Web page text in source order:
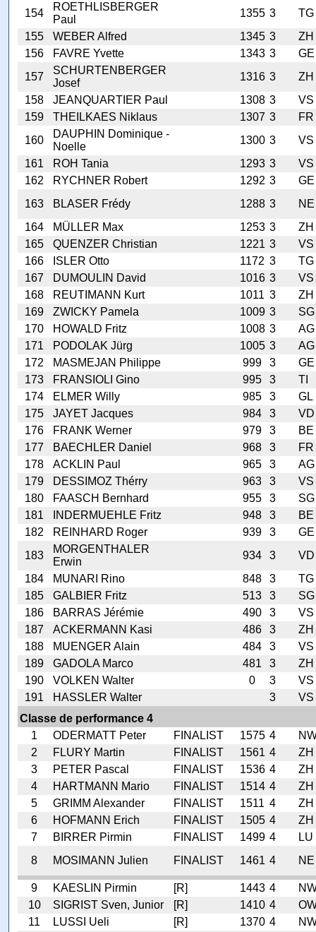
154
ROETHLISBERGER
Paul
1355 3
TG
155
WEBER Alfred 1345 3
ZH
156
FAVRE Yvette 1343 3
GE
157
SCHURTENBERGER
Josef
1316 3
ZH
158
JEANQUARTIER Paul 1308 3
VS
159
THEILKAES Niklaus 1307 3
FR
160
DAUPHIN Dominique -
Noelle
1300 3
VS
161
ROH Tania 1293 3
VS
162
RYCHNER Robert 1292 3
GE
163
BLASER Frédy 1288 3
NE
164
MÜLLER Max 1253 3
ZH
165
QUENZER Christian 1221 3
VS
166
ISLER Otto 1172 3
TG
167
DUMOULIN David 1016 3
VS
168
REUTIMANN Kurt 1011 3
ZH
169
ZWICKY Pamela 1009 3
SG
170
HOWALD Fritz 1008 3
AG
171
PODOLAK Jürg 1005 3
AG
172
MASMEJAN Philippe 999 3
GE
173
FRANSIOLI Gino 995 3
TI
174
ELMER Willy 985 3
GL
175
JAYET Jacques 984 3
VD
176
FRANK Werner 979 3
BE
177
BAECHLER Daniel 968 3
FR
178
ACKLIN Paul 965 3
AG
179
DESSIMOZ Thérry 963 3
VS
180
FAASCH Bernhard 955 3
SG
181
INDERMUEHLE Fritz 948 3
BE
182
REINHARD Roger 939 3
GE
183
MORGENTHALER
Erwin
934 3
VD
184
MUNARI Rino 848 3
TG
185
GALBIER Fritz 513 3
SG
186
BARRAS Jérémie 490 3
VS
187
ACKERMANN Kasi 486 3
ZH
188
MUENGER Alain 484 3
VS
189
GADOLA Marco 481 3
ZH
190
VOLKEN Walter 0 3
VS
191
HASSLER Walter 3
VS
Classe de performance 4
1
ODERMATT Peter FINALIST 1575 4
2
FLURY Martin FINALIST 1561 4
ZH
3
PETER Pascal FINALIST 1536 4
ZH
4
HARTMANN Mario FINALIST 1514 4
ZH
5
GRIMM Alexander FINALIST 1511 4
ZH
6
HOFMANN Erich FINALIST 1505 4
ZH
7
BIRRER Pirmin FINALIST 1499 4
LU
8
MOSIMANN Julien FINALIST 1461 4 NE
9 KAESLIN Pirmin [R] 1443 4
10
SIGRIST Sven, Junior [R] 1410 4
11
LUSSI Ueli [R] 1370 4